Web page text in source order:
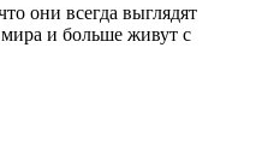
они всегда выглядят
и больше живут с